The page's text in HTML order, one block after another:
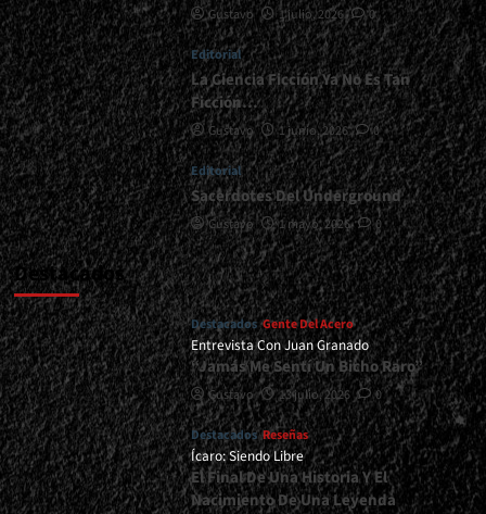
</small>
<div>Una
Eterna
Exhumación</div>
Gustavo 1 julio, 2026 0
Editorial
La Ciencia Ficción Ya No Es Tan
Ficción…
Gustavo 1 junio, 2026 0
Editorial
Sacerdotes Del Underground
Gustavo 1 mayo, 2026 0
Destacados
Destacados Gente Del Acero
Entrevista Con Juan Granado
“Jamás Me Sentí Un Bicho Raro”
Gustavo 13 julio, 2026 0
Destacados Reseñas
Ícaro: Siendo Libre
El Final De Una Historia Y El
Nacimiento De Una Leyenda